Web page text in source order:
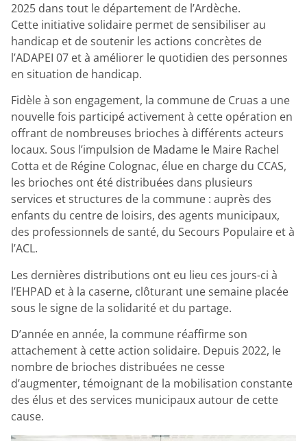
2025 dans tout le département de l’Ardèche.
Cette initiative solidaire permet de sensibiliser au
handicap et de soutenir les actions concrètes de
l’ADAPEI 07 et à améliorer le quotidien des personnes
en situation de handicap.
Fidèle à son engagement, la commune de Cruas a une
nouvelle fois participé activement à cette opération en
offrant de nombreuses brioches à différents acteurs
locaux. Sous l’impulsion de Madame le Maire Rachel
Cotta et de Régine Colognac, élue en charge du CCAS,
les brioches ont été distribuées dans plusieurs
services et structures de la commune : auprès des
enfants du centre de loisirs, des agents municipaux,
des professionnels de santé, du Secours Populaire et à
l’ACL.
Les dernières distributions ont eu lieu ces jours-ci à
l’EHPAD et à la caserne, clôturant une semaine placée
sous le signe de la solidarité et du partage.
D’année en année, la commune réaffirme son
attachement à cette action solidaire. Depuis 2022, le
nombre de brioches distribuées ne cesse
d’augmenter, témoignant de la mobilisation constante
des élus et des services municipaux autour de cette
cause.